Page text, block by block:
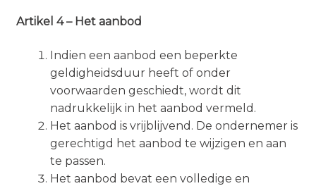
Artikel 4 – Het aanbod
Indien een aanbod een beperkte
geldigheidsduur heeft of onder
voorwaarden geschiedt, wordt dit
nadrukkelijk in het aanbod vermeld.
Het aanbod is vrijblijvend. De ondernemer is
gerechtigd het aanbod te wijzigen en aan
te passen.
Het aanbod bevat een volledige en